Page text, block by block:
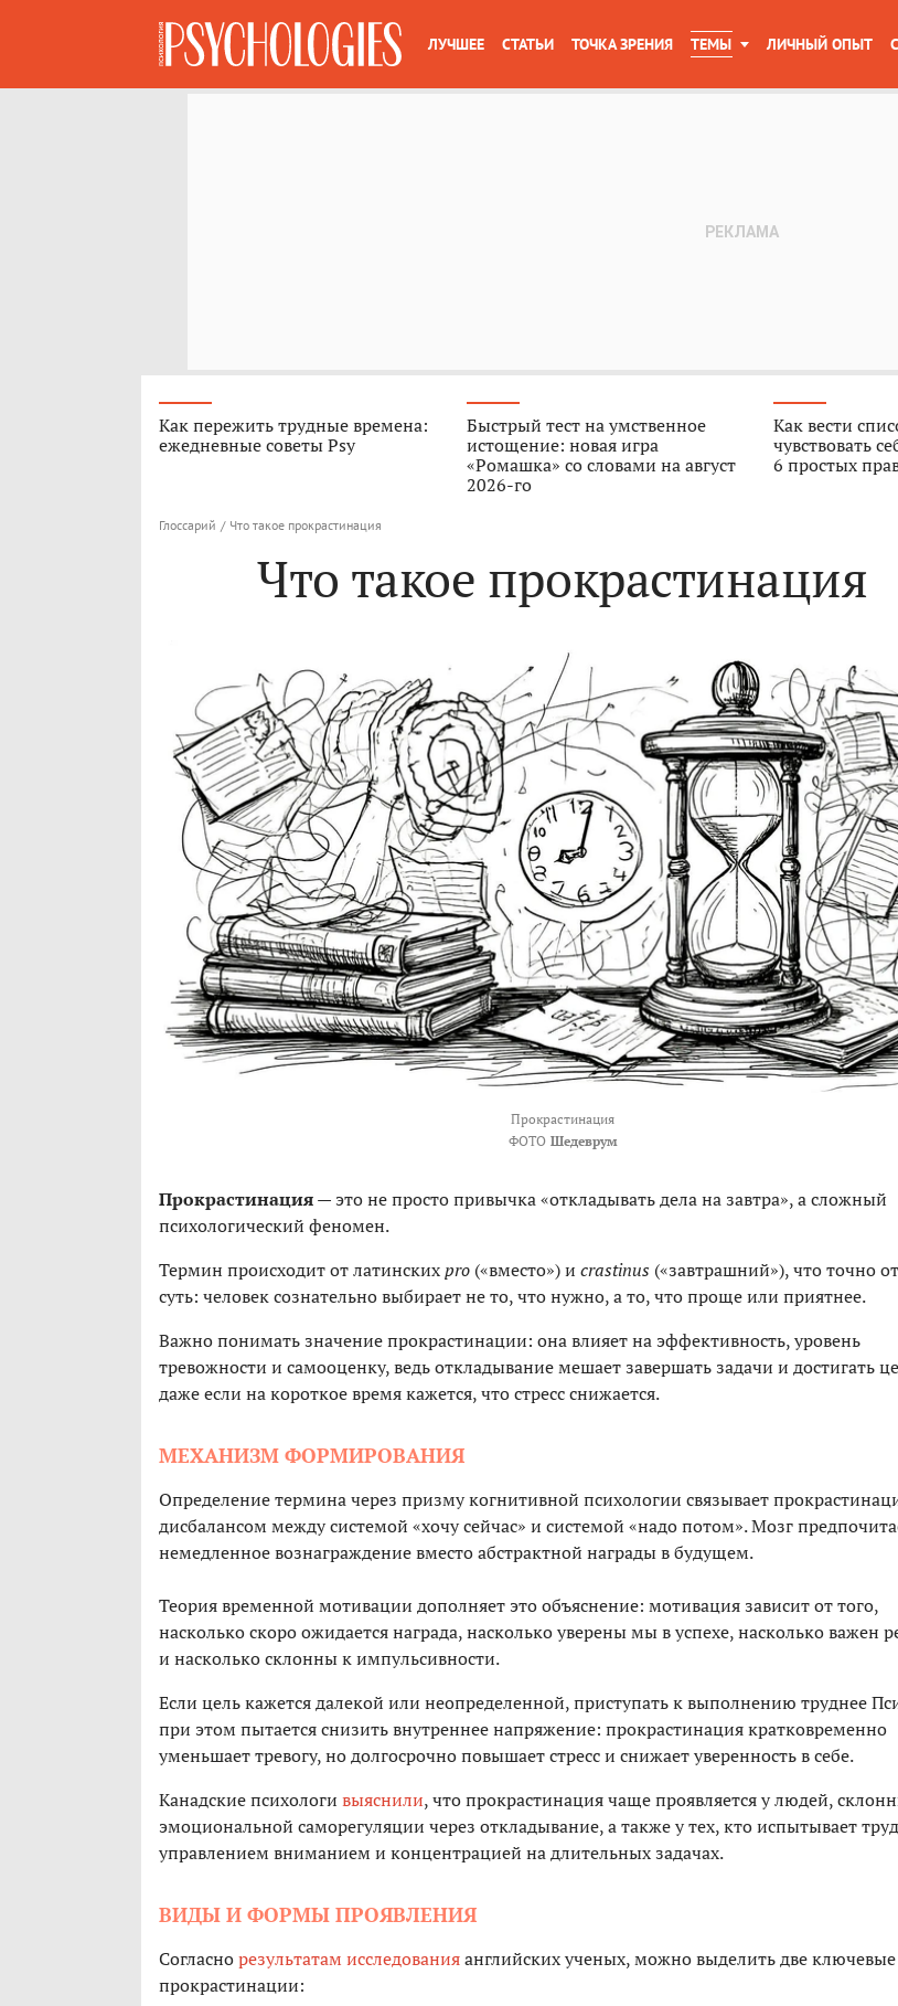
ЛУЧШЕЕ СТАТЬИ ТОЧКА ЗРЕНИЯ ТЕМЫ ЛИЧНЫЙ ОПЫТ
Как пережить трудные времена:
ежедневные советы Psy
Быстрый тест на умственное
истощение: новая игра
«Ромашка» со словами на август
2026-го
Как вести
чувствовать
6 простых
Глоссарий / Что такое прокрастинация
Что такое прокрастинация
Прокрастинация
ФОТО Шедеврум
Прокрастинация— это не просто привычка «откладывать дела на завтра», а сложный
психологический феномен.
Термин происходит от латинскихpro («вместо») и crastinus («завтрашний»), что точно
суть: человек сознательно выбирает не то, что нужно, а то, что проще или приятнее.
Важно понимать значение прокрастинации: она влияет на эффективность, уровень
тревожности и самооценку, ведь откладывание мешает завершать задачи и достигать
даже если на короткое время кажется, что стресс снижается.
МЕХАНИЗМ ФОРМИРОВАНИЯ
Определение термина через призму когнитивной психологии связывает
дисбалансом между системой «хочу сейчас» и системой «надо потом». Мозг
немедленное вознаграждение вместо абстрактной награды в будущем.
Теория временной мотивации дополняет это объяснение: мотивация зависит от того,
насколько скоро ожидается награда, насколько уверены мы в успехе, насколько важен
и насколько склонны к импульсивности.
Если цель кажется далекой или неопределенной, приступать к выполнению труднее
при этом пытается снизить внутреннее напряжение: прокрастинация кратковременно
уменьшает тревогу, но долгосрочно повышает стресс и снижает уверенность в себе.
Канадские психологи выяснили, что прокрастинация чаще проявляется у людей,
эмоциональной саморегуляции через откладывание, а также у тех, кто испытывает
управлением вниманием и концентрацией на длительных задачах.
ВИДЫ И ФОРМЫ ПРОЯВЛЕНИЯ
Согласнорезультатам исследованияанглийских ученых, можно выделить две
прокрастинации: